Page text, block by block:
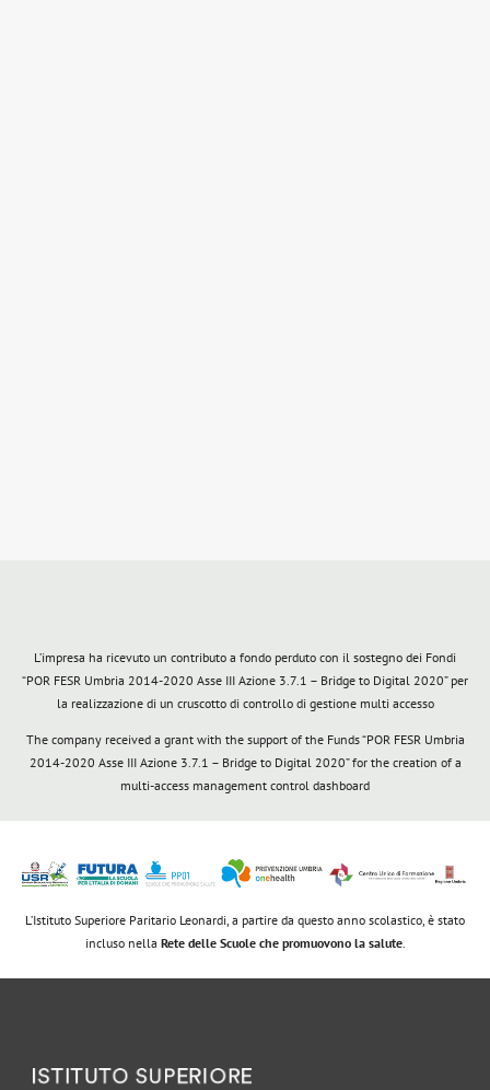
L’impresa ha ricevuto un contributo a fondo perduto con il sostegno dei Fondi
“POR FESR Umbria 2014-2020 Asse III Azione 3.7.1 – Bridge to Digital 2020” per
la realizzazione di un cruscotto di controllo di gestione multi accesso
The company received a grant with the support of the Funds “POR FESR Umbria
2014-2020 Asse III Azione 3.7.1 – Bridge to Digital 2020” for the creation of a
multi-access management control dashboard
L’Istituto Superiore Paritario Leonardi, a partire da questo anno scolastico, è stato
incluso nella Rete delle Scuole che promuovono la salute.